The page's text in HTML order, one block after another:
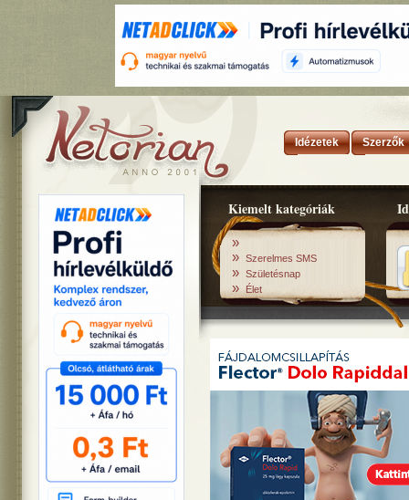
Idézetek Szerzők
Kiemelt kategóriák
»
» Szerelmes SMS
» Születésnap
» Élet